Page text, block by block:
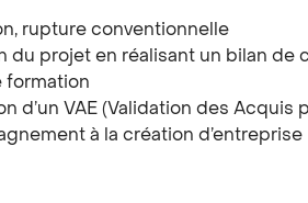
rupture conventionnelle
du projet en réalisant un bilan de
formation
d’un VAE (Validation des Acquis
à la création d’entreprise